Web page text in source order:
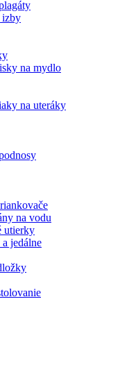
izby
na mydlo
na uteráky
na vodu
utierky
jedálne